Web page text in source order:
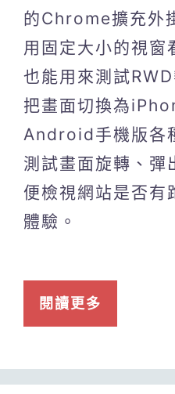
的Chrome擴充外
用固定大小的視窗
也能用來測試
把畫面切換為
Android手機版各
測試畫面旋轉、彈
便檢視網站是否有
體驗。
閱讀更多